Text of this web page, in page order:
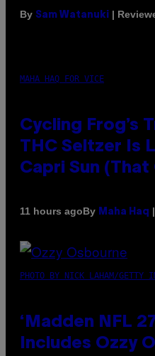
By Sam Watanuki |
MAHA HAQ FOR VICE
Cycling Frog’s
THC Seltzer Is
Capri Sun (That
11 hours agoBy Maha Haq
PHOTO BY NICK LAHAM/GETTY
‘Madden NFL
Includes Ozzy